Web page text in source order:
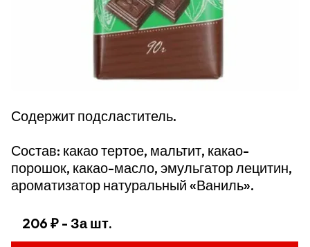
Содержит подсластитель.
Состав: какао тертое, мальтит, какао-
порошок, какао-масло, эмульгатор лецитин,
ароматизатор натуральный «Ваниль».
206 ₽ - За шт.